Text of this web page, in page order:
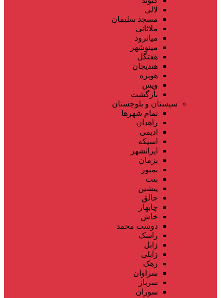
لالی
مسجد سلیمان
ملاثانی
میانرود
مینوشهر
هفتگل
هندیجان
هویزه
ویس
بازگشت
سیستان و بلوچستان
تمام شهر‌ها
زاهدان
ادیمی
اسپکه
ایرانشهر
بزمان
بمپور
بنت
پیشین
جالق
چابهار
خاش
دوست محمد
راسک
زابل
زابلی
زهک
سراوان
سرباز
سوران